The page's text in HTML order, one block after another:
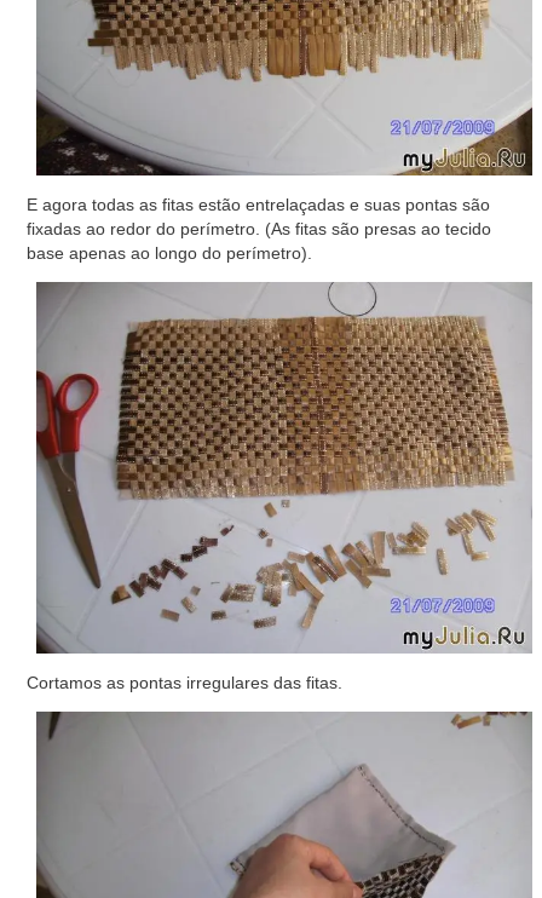
E agora todas as fitas estão entrelaçadas e suas pontas são
fixadas ao redor do perímetro. (As fitas são presas ao tecido
base apenas ao longo do perímetro).
Cortamos as pontas irregulares das fitas.